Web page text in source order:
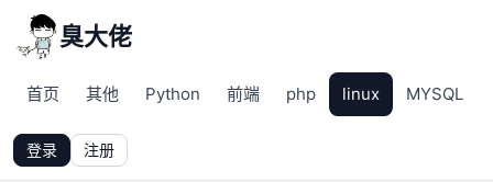
臭大佬
首页 其他 Python 前端 php linux MYSQL
登录 注册